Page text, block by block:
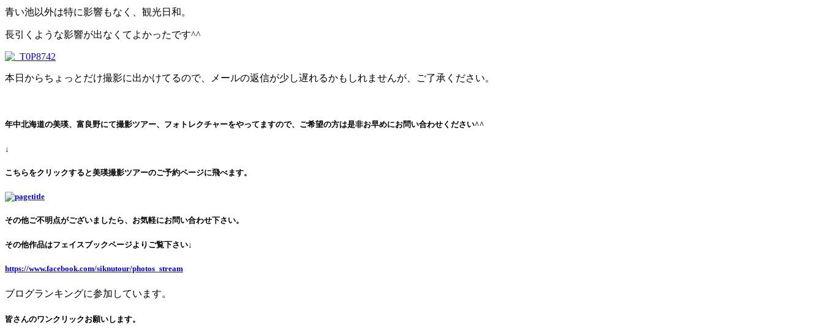
青い池以外は特に影響もなく、観光日和。
長引くような影響が出なくてよかったです^^
本日からちょっとだけ撮影に出かけてるので、メールの返信が少し遅れるかもしれませんが、ご了承ください。
年中北海道の美瑛、富良野にて撮影ツアー、フォトレクチャーをやってますので、ご希望の方は是非お早めにお問い合わせください^^
↓
こちらをクリックすると美瑛撮影ツアーのご予約ページに飛べます。
その他ご不明点がございましたら、お気軽にお問い合わせ下さい。
その他作品はフェイスブックページよりご覧下さい↓
https://www.facebook.com/siknutour/photos_stream
ブログランキングに参加しています。
皆さんのワンクリックお願いします。